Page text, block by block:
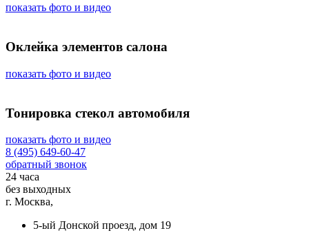
показать фото и видео
Оклейка элементов салона
показать фото и видео
Тонировка стекол автомобиля
показать фото и видео
8 (495) 649-60-47
обратный звонок
24 часа
без выходных
г. Москва,
5-ый Донской проезд, дом 19